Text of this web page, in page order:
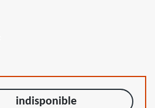
indisponible